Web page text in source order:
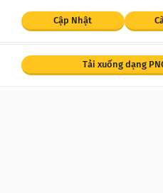
Cập Nhật
Tải xuống dạng